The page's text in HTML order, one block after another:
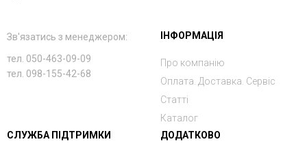
Зв'язатись з менеджером:
тел. 050-463-09-09
тел. 098-155-42-68
ІНФОРМАЦІЯ
Про компанію
Оплата. Доставка. Сервіс
Статті
Каталог
СЛУЖБА ПІДТРИМКИ
ДОДАТКОВО